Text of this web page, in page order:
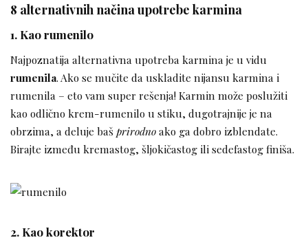
8 alternativnih načina upotrebe karmina
1. Kao rumenilo
Najpoznatija alternativna upotreba karmina je u vidu
rumenila. Ako se mučite da uskladite nijansu karmina i
rumenila – eto vam super rešenja! Karmin može poslužiti
kao odlično krem-rumenilo u stiku, dugotrajnije je na
obrzima, a deluje baš prirodnoako ga dobro izblendate.
Birajte između kremastog, šljokičastog ili sedefastog finiša.
2. Kao korektor